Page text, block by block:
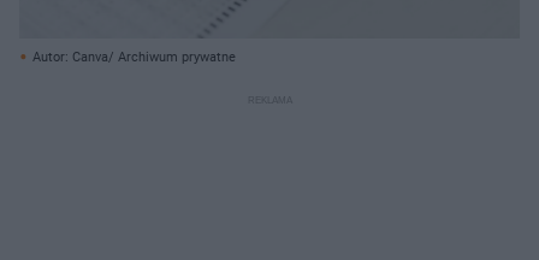
Autor: Canva/ Archiwum prywatne